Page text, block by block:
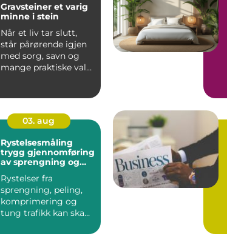
Gravsteiner et varig
minne i stein
Når et liv tar slutt,
står pårørende igjen
med sorg, savn og
mange praktiske valg.
03. aug
Rystelsesmåling
trygg gjennomføring
av sprengning og
Rystelser fra
sprengning, peling,
komprimering og
tung trafikk kan skape
og bygg...